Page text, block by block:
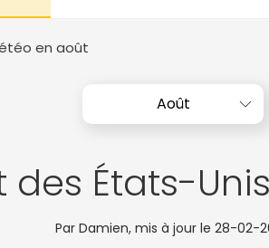
en août
Août
des États-
Par Damien, mis à jour le 28-02-